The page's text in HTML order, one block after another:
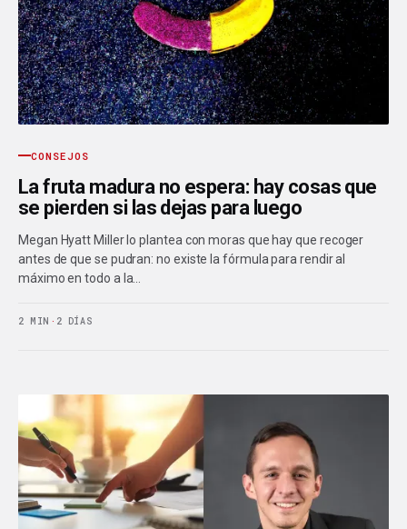
CONSEJOS
La fruta madura no espera: hay cosas que
se pierden si las dejas para luego
Megan Hyatt Miller lo plantea con moras que hay que recoger
antes de que se pudran: no existe la fórmula para rendir al
máximo en todo a la…
2 MIN · 2 DÍAS